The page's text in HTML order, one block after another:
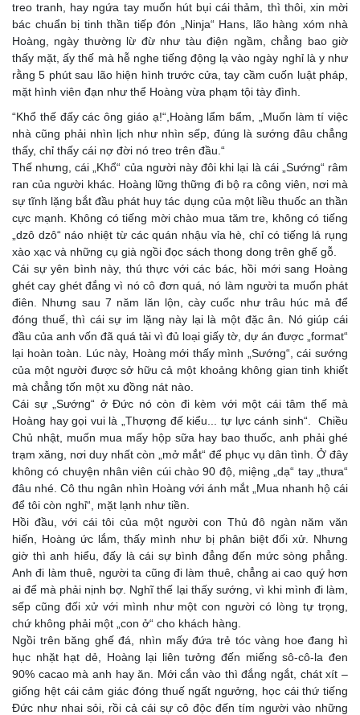
treo tranh, hay ngứa tay muốn hút bụi cái thảm, thì thôi, xin mời
bác chuẩn bị tinh thần tiếp đón „Ninja“ Hans, lão hàng xóm nhà
Hoàng, ngày thường lừ đừ như tàu điện ngầm, chẳng bao giờ
thấy mặt, ấy thế mà hễ nghe tiếng động lạ vào ngày nghỉ là y như
rằng 5 phút sau lão hiện hình trước cửa, tay cầm cuốn luật pháp,
mặt hình viên đạn như thể Hoàng vừa phạm tội tày đình.
​“Khổ thế đấy các ông giáo ạ!“,Hoàng lẩm bẩm, „Muốn làm tí việc
nhà cũng phải nhìn lịch như nhìn sếp, đúng là sướng đâu chẳng
thấy, chỉ thấy cái nợ đời nó treo trên đầu.“
​Thế nhưng, cái „Khổ“ của người này đôi khi lại là cái „Sướng“ râm
ran của người khác. Hoàng lững thững đi bộ ra công viên, nơi mà
sự tĩnh lặng bắt đầu phát huy tác dụng của một liều thuốc an thần
cực mạnh. Không có tiếng mời chào mua tăm tre, không có tiếng
„dzô dzô“ náo nhiệt từ các quán nhậu vỉa hè, chỉ có tiếng lá rụng
xào xạc và những cụ già ngồi đọc sách thong dong trên ghế gỗ.
​Cái sự yên bình này, thú thực với các bác, hồi mới sang Hoàng
ghét cay ghét đắng vì nó cô đơn quá, nó làm người ta muốn phát
điên. Nhưng sau 7 năm lăn lộn, cày cuốc như trâu húc mả để
đóng thuế, thì cái sự im lặng này lại là một đặc ân. Nó giúp cái
đầu của anh vốn đã quá tải vì đủ loại giấy tờ, dự án được „format“
lại hoàn toàn. Lúc này, Hoàng mới thấy mình „Sướng“, cái sướng
của một người được sở hữu cả một khoảng không gian tinh khiết
mà chẳng tốn một xu đồng nát nào.
​Cái sự „Sướng“ ở Đức nó còn đi kèm với một cái tâm thế mà
Hoàng hay gọi vui là „Thượng đế kiểu... tự lực cánh sinh“. Chiều
Chủ nhật, muốn mua mấy hộp sữa hay bao thuốc, anh phải ghé
trạm xăng, nơi duy nhất còn „mở mắt“ để phục vụ dân tình. Ở đây
không có chuyện nhân viên cúi chào 90 độ, miệng „dạ“ tay „thưa“
đâu nhé. Cô thu ngân nhìn Hoàng với ánh mắt „Mua nhanh hộ cái
để tôi còn nghỉ“, mặt lạnh như tiền.
​Hồi đầu, với cái tôi của một người con Thủ đô ngàn năm văn
hiến, Hoàng ức lắm, thấy mình như bị phân biệt đối xử. Nhưng
giờ thì anh hiểu, đấy là cái sự bình đẳng đến mức sòng phẳng.
Anh đi làm thuê, người ta cũng đi làm thuê, chẳng ai cao quý hơn
ai để mà phải nịnh bợ. Nghĩ thế lại thấy sướng, vì khi mình đi làm,
sếp cũng đối xử với mình như một con người có lòng tự trọng,
chứ không phải một „con ở“ cho khách hàng.
​Ngồi trên băng ghế đá, nhìn mấy đứa trẻ tóc vàng hoe đang hì
hục nhặt hạt dẻ, Hoàng lại liên tưởng đến miếng sô-cô-la đen
90% cacao mà anh hay ăn. Mới cắn vào thì đắng ngắt, chát xít –
giống hệt cái cảm giác đóng thuế ngất ngưởng, học cái thứ tiếng
Đức như nhai sỏi, rồi cả cái sự cô độc đến tím người vào những